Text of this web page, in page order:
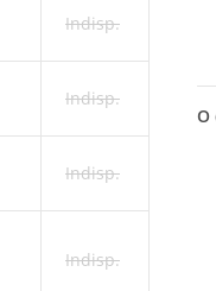
Indisp.
Indisp.
Indisp.
Indisp.
O